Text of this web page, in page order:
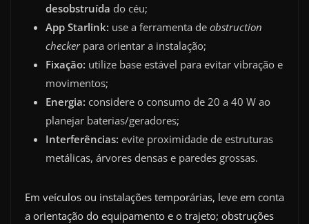
desobstruída do céu;
App Starlink: use a ferramenta de obstruction
checkerpara orientar a instalação;
Fixação: utilize base estável para evitar vibração e
movimentos;
Energia: considere o consumo de 20 a 40 W ao
planejar baterias/geradores;
Interferências: evite proximidade de estruturas
metálicas, árvores densas e paredes grossas.
Em veículos ou instalações temporárias, leve em conta
a orientação do equipamento e o trajeto; obstruções